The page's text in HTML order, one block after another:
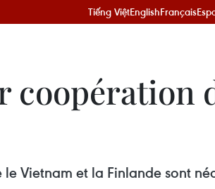
Tiếng ViệtEnglishFrançais
coopération
Vietnam et la Finlande sont